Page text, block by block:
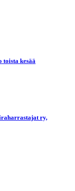
toista kesää
ry,